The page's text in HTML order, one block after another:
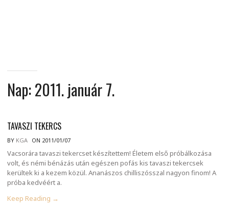
Nap:2011. január 7.
TAVASZI TEKERCS
BY KGA ON 2011/01/07
Vacsorára tavaszi tekercset készítettem! Életem első próbálkozása
volt, és némi bénázás után egészen pofás kis tavaszi tekercsek
kerültek ki a kezem közül. Ananászos chilliszósszal nagyon finom! A
próba kedvéért a.
Keep Reading →